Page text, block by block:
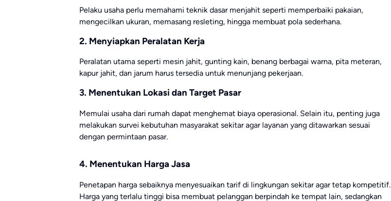
Pelaku usaha perlu memahami teknik dasar menjahit seperti memperbaiki pakaian,
mengecilkan ukuran, memasang resleting, hingga membuat pola sederhana.
2. Menyiapkan Peralatan Kerja
Peralatan utama seperti mesin jahit, gunting kain, benang berbagai warna, pita meteran,
kapur jahit, dan jarum harus tersedia untuk menunjang pekerjaan.
3. Menentukan Lokasi dan Target Pasar
Memulai usaha dari rumah dapat menghemat biaya operasional. Selain itu, penting juga
melakukan survei kebutuhan masyarakat sekitar agar layanan yang ditawarkan sesuai
dengan permintaan pasar.
4. Menentukan Harga Jasa
Penetapan harga sebaiknya menyesuaikan tarif di lingkungan sekitar agar tetap kompetitif.
Harga yang terlalu tinggi bisa membuat pelanggan berpindah ke tempat lain, sedangkan